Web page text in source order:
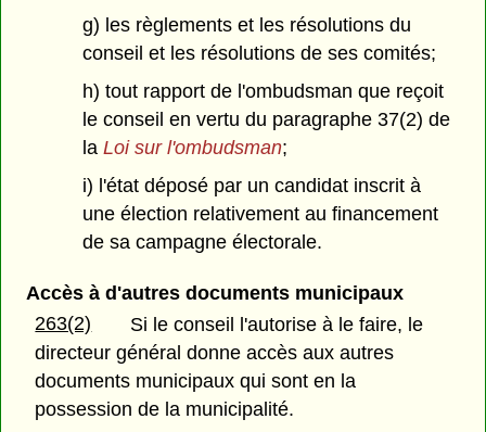
g) les règlements et les résolutions du
conseil et les résolutions de ses comités;
h) tout rapport de l'ombudsman que reçoit
le conseil en vertu du paragraphe 37(2) de
laLoi sur l'ombudsman;
i) l'état déposé par un candidat inscrit à
une élection relativement au financement
de sa campagne électorale.
Accès à d'autres documents municipaux
263(2)
Si le conseil l'autorise à le faire, le
directeur général donne accès aux autres
documents municipaux qui sont en la
possession de la municipalité.